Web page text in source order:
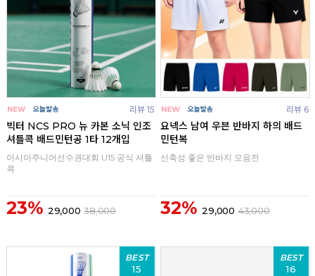
리뷰 15
빅터 NCS PRO 뉴 카본 소닉 인조
셔틀콕 배드민턴공 1타 12개입
아시아주니어선수권대회 U15 공식 셔틀
콕
23% 29,000 38,000
리뷰 6
요넥스 남여 우븐 반바지 하의 배드
민턴복
신축성 좋은 반바지 모음전
32% 29,000 43,000
BEST
15
BEST
16